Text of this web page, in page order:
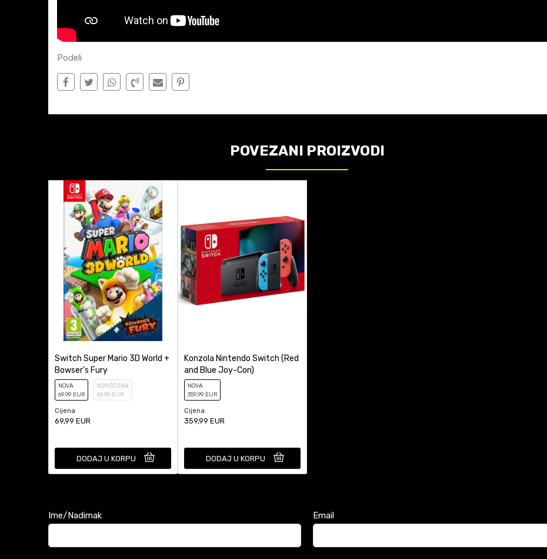
Podeli
POVEZANI PROIZVODI
Switch Super Mario 3D World +
Bowser's Fury
NOVA
69,99 EUR
KORIŠĆENA
69,99 EUR
Cijena
69,99 EUR
DODAJ U KORPU
Konzola Nintendo Switch (Red
and Blue Joy-Con)
NOVA
359,99 EUR
Cijena
359,99 EUR
DODAJ U KORPU
Ime/Nadimak Email